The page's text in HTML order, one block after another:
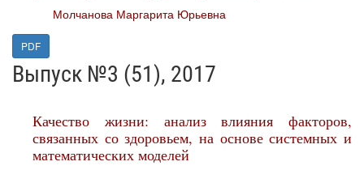
Молчанова Маргарита Юрьевна
PDF
Выпуск №3 (51), 2017
Качество жизни: анализ влияния факторов,
связанных со здоровьем, на основе системных и
математических моделей